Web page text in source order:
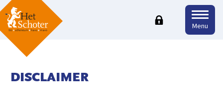
Menu
DISCLAIMER